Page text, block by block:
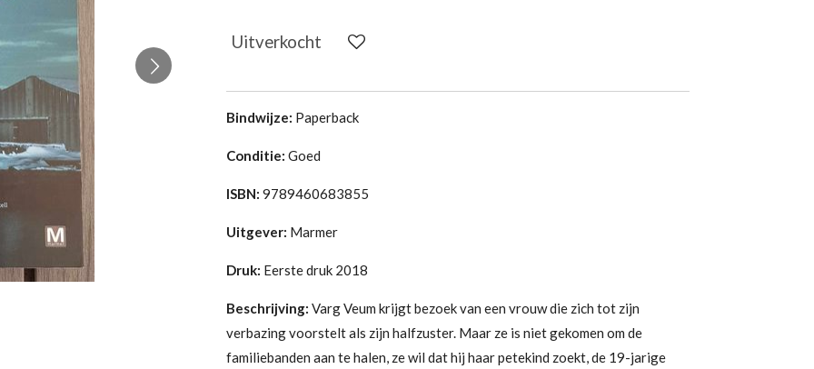
Uitverkocht
Bindwijze: Paperback
Conditie: Goed
ISBN: 9789460683855
Uitgever: Marmer
Druk: Eerste druk 2018
Beschrijving: Varg Veum krijgt bezoek van een vrouw die zich tot zijn
verbazing voorstelt als zijn halfzuster. Maar ze is niet gekomen om de
familie­banden aan te halen, ze wil dat hij haar petekind zoekt, de 19-jarige